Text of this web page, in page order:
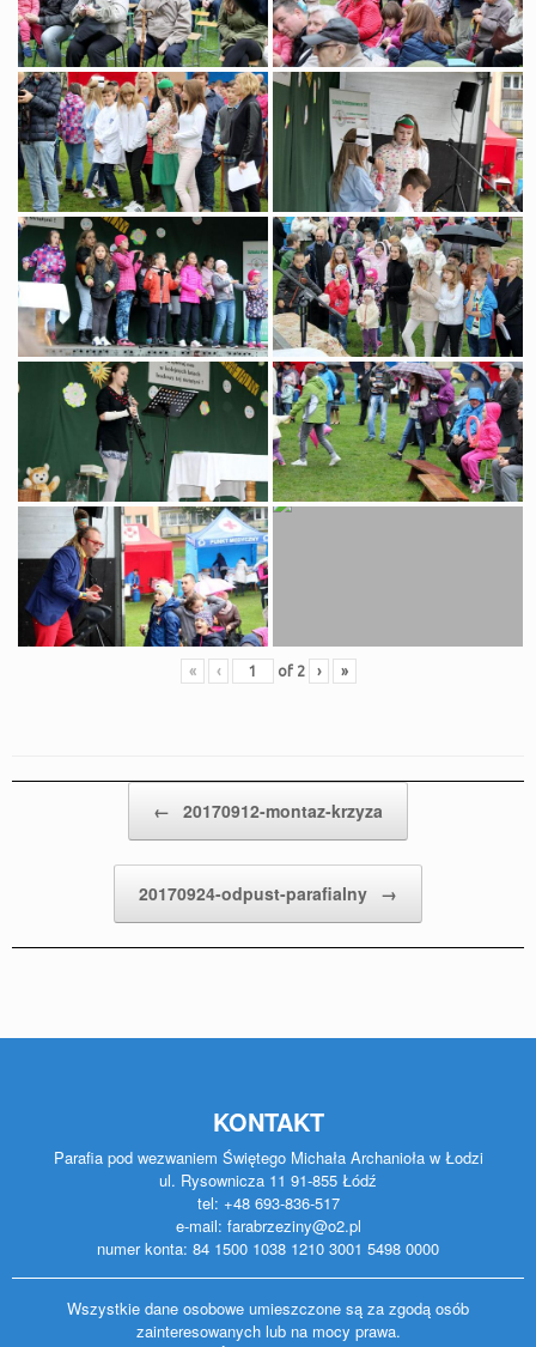
« ‹ of 2 › »
← 20170912-montaz-krzyza
20170924-odpust-parafialny →
KONTAKT
Parafia pod wezwaniem Świętego Michała Archanioła w Łodzi
ul. Rysownicza 11 91-855 Łódź
tel: +48 693-836-517
e-mail: farabrzeziny@o2.pl
numer konta: 84 1500 1038 1210 3001 5498 0000
Wszystkie dane osobowe umieszczone są za zgodą osób
zainteresowanych lub na mocy prawa.